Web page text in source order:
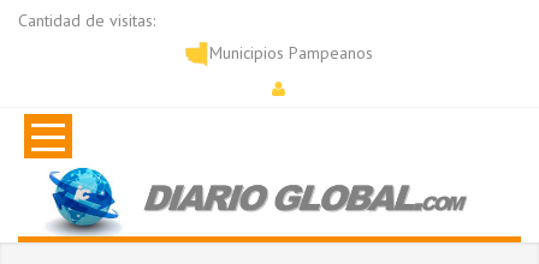
Cantidad de visitas:
Municipios Pampeanos